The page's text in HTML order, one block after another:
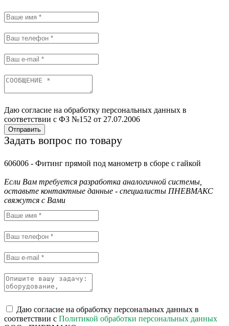
Даю согласие на обработку персональных данных в
соответствии с ФЗ №152 от 27.07.2006
Отправить
Задать вопрос по товару
606006 - Фитинг прямой под манометр в сборе с гайкой
Если Вам требуется разработка аналогичной системы,
оставьте контактные данные - специалисты ПНЕВМАКС
свяжутся с Вами
Даю согласие на обработку персональных данных в
соответствии с Политикой обработки персональных данных